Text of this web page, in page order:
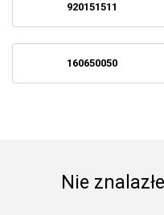
920151511
160650050
Nie